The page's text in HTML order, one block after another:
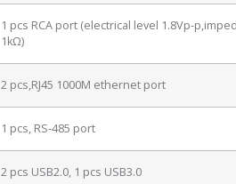
1 pcs RCA port (electrical level 1.8Vp-
1kΩ)
2 pcs,RJ45 1000M ethernet port
1 pcs, RS-485 port
2 pcs USB2.0, 1 pcs USB3.0